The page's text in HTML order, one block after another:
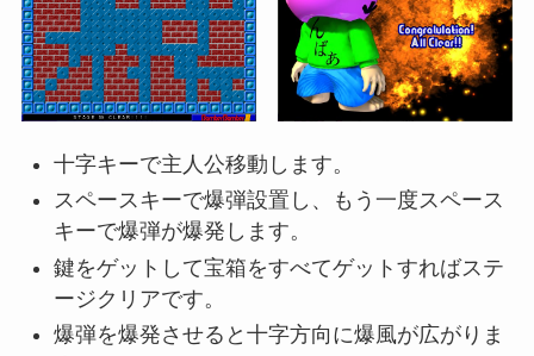
十字キーで主人公移動します。
スペースキーで爆弾設置し、もう一度スペース
キーで爆弾が爆発します。
鍵をゲットして宝箱をすべてゲットすればステ
ージクリアです。
爆弾を爆発させると十字方向に爆風が広がりま